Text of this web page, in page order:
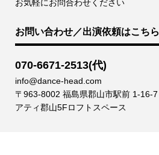
お気軽にお問合わせください
お問い合わせ／出演依頼はこちら
070-6671-2513(代)
info@dance-head.com
〒963-8002 福島県郡山市駅前 1-16-7
アティ郡山5Fロフトスペース